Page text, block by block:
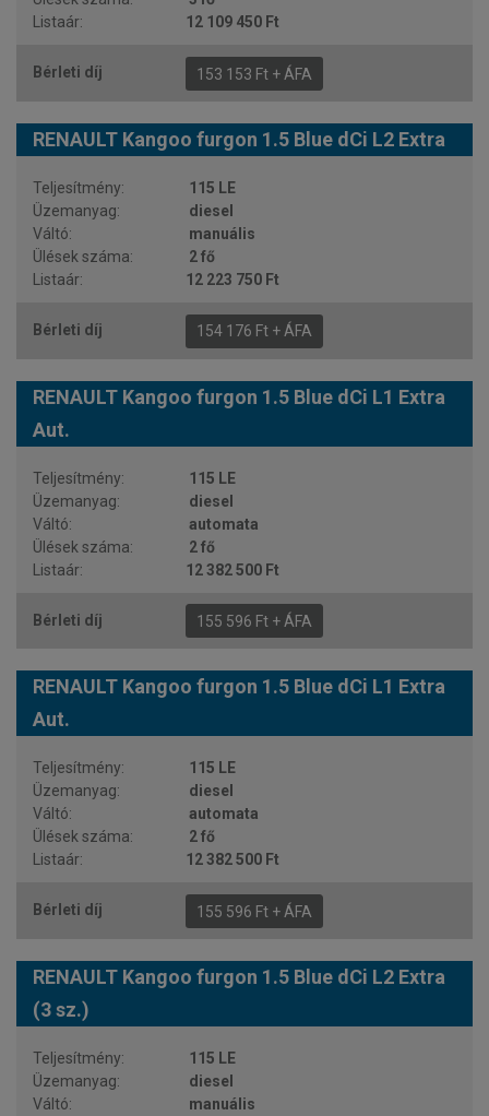
12 109 450 Ft
153 153 Ft + ÁFA
RENAULT Kangoo furgon 1.5 Blue dCi L2 Extra
115 LE
diesel
manuális
2 fő
12 223 750 Ft
154 176 Ft + ÁFA
RENAULT Kangoo furgon 1.5 Blue dCi L1 Extra
Aut.
115 LE
diesel
automata
2 fő
12 382 500 Ft
155 596 Ft + ÁFA
RENAULT Kangoo furgon 1.5 Blue dCi L1 Extra
Aut.
115 LE
diesel
automata
2 fő
12 382 500 Ft
155 596 Ft + ÁFA
RENAULT Kangoo furgon 1.5 Blue dCi L2 Extra
(3 sz.)
115 LE
diesel
manuális